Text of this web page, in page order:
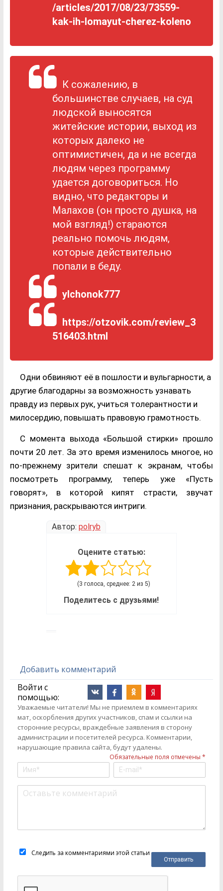
/articles/2017/08/23/73559-
kak-ih-lomayut-cherez-koleno
К сожалению, в
большинстве случаев, на суд
людской выносятся
житейские истории, выход из
которых далеко не
оптимистичен, да и не всегда
людям через программу
удается договориться. Но
видно, что редакторы и
Малахов (он просто душка, на
мой взгляд!) стараются
реально помочь людям,
которые действительно
попали в беду.
ylchonok777
https://otzovik.com/review_3
516403.html
Одни обвиняют её в пошлости и вульгарности, а
другие благодарны за возможность узнавать
правду из первых рук, учиться толерантности и
милосердию, повышать правовую грамотность.
С момента выхода «Большой стирки» прошло
почти 20 лет. За это время изменилось многое, но
по-прежнему зрители спешат к экранам, чтобы
посмотреть программу, теперь уже «Пусть
говорят», в которой кипят страсти, звучат
признания, раскрываются интриги.
Автор: polryb
Оцените статью:
(3 голоса, среднее: 2 из 5)
Поделитесь с друзьями!
Добавить комментарий
Войти с
помощью:
Уважаемые читатели! Мы не приемлем в комментариях
мат, оскорбления других участников, спам и ссылки на
сторонние ресурсы, враждебные заявления в сторону
администрации и посетителей ресурса. Комментарии,
нарушающие правила сайта, будут удалены.
Обязательные поля отмечены *
Следить за комментариями этой статьи